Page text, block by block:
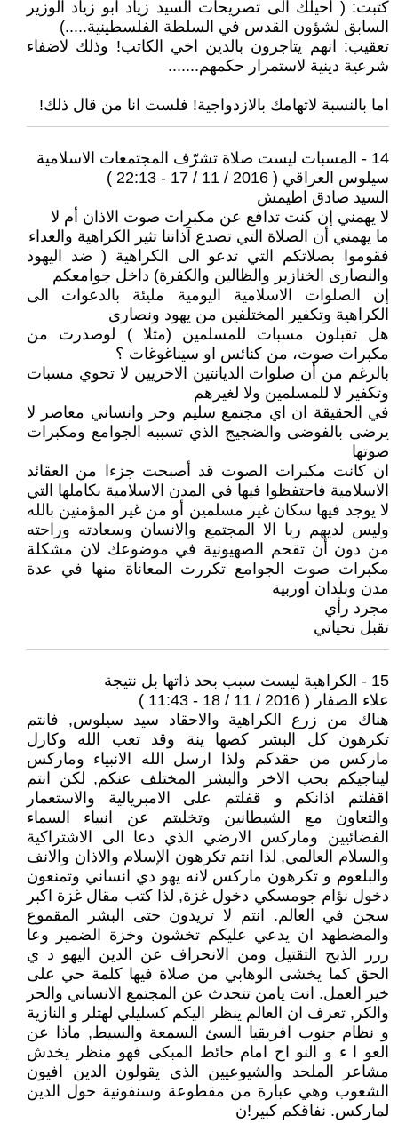
كتبت: ( احيلك الى تصريحات السيد زياد ابو زياد الوزير
السابق لشؤون القدس في السلطة الفلسطينية.....)
تعقيب: انهم يتاجرون بالدين اخي الكاتب! وذلك لاضفاء
شرعية دينية لاستمرار حكمهم.......
اما بالنسبة لاتهامك بالازدواجية! فلست انا من قال ذلك!
14 - المسبات ليست صلاة تشرّف المجتمعات الاسلامية
سيلوس العراقي ( 2016 / 11 / 17 - 22:13 )
السيد صادق اطيمش
لا يهمني إن كنت تدافع عن مكبرات صوت الاذان أم لا
ما يهمني أن الصلاة التي تصدع آذاننا تثير الكراهية والعداء
فقوموا بصلاتكم التي تدعو الى الكراهية ( ضد اليهود
والنصارى الخنازير والظالين والكفرة) داخل جوامعكم
إن الصلوات الاسلامية اليومية مليئة بالدعوات الى
الكراهية وتكفير المختلفين من يهود ونصارى
هل تقبلون مسبات للمسلمين (مثلا ) لوصدرت من
مكبرات صوت، من كنائس او سيناغوغات ؟
بالرغم من أن صلوات الديانتين الاخريين لا تحوي مسبات
وتكفير لا للمسلمين ولا لغيرهم
في الحقيقة ان اي مجتمع سليم وحر وانساني معاصر لا
يرضى بالفوضى والضجيج الذي تسببه الجوامع ومكبرات
صوتها
ان كانت مكبرات الصوت قد أصبحت جزءا من العقائد
الاسلامية فاحتفظوا فيها في المدن الاسلامية بكاملها التي
لا يوجد فيها سكان غير مسلمين أو من غير المؤمنين بالله
وليس لديهم ربا الا المجتمع والانسان وسعادته وراحته
من دون أن تقحم الصهيونية في موضوعك لان مشكلة
مكبرات صوت الجوامع تكررت المعاناة منها في عدة
مدن وبلدان اوربية
مجرد رأي
تقبل تحياتي
15 - الكراهية ليست سبب بحد ذاتها بل نتيجة
علاء الصفار ( 2016 / 11 / 18 - 11:43 )
هناك من زرع الكراهية والاحقاد سيد سيلوس, فانتم
تكرهون كل البشر كصها ينة وقد تعب الله وكارل
ماركس من حقدكم ولذا ارسل الله الانبياء وماركس
ليناجيكم بحب الاخر والبشر المختلف عنكم, لكن انتم
اقفلتم اذانكم و قفلتم على الامبريالية والاستعمار
والتعاون مع الشيطانين وتخليتم عن انبياء السماء
الفضائيين وماركس الارضي الذي دعا الى الاشتراكية
والسلام العالمي, لذا انتم تكرهون الإسلام والاذان والانف
والبلعوم و تكرهون ماركس لانه يهو دي انساني وتمنعون
دخول نؤام جومسكي دخول غزة, لذا كتب مقال غزة اكبر
سجن في العالم. انتم لا تريدون حتى البشر المقموع
والمضطهد ان يدعي عليكم تخشون وخزة الضمير وعا
ررر الذبح التقتيل ومن الانحراف عن الدين اليهو د ي
الحق كما يخشى الوهابي من صلاة فيها كلمة حي على
خير العمل. انت يامن تتحدث عن المجتمع الانساني والحر
والكر, تعرف ان العالم ينظر اليكم كسليلي لهتلر و النازية
و نظام جنوب افريقيا السئ السمعة والسيط, ماذا عن
العو ا ء و النو اح امام حائط المبكى فهو منظر يخدش
مشاعر الملحد والشيوعيين الذي يقولون الدين افيون
الشعوب وهي عبارة من مقطوعة وسنفونية حول الدين
لماركس. نفاقكم كبير!ن